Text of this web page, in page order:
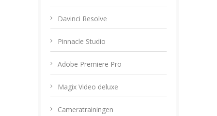
Davinci Resolve
Pinnacle Studio
Adobe Premiere Pro
Magix Video deluxe
Cameratrainingen